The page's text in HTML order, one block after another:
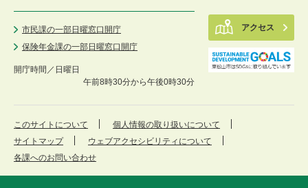
市民課の一部日曜窓口開庁
保険年金課の一部日曜窓口開庁
開庁時間／ 日曜日
午前8時30分から午後0時30分
アクセス
このサイトについて
個人情報の取り扱いについて
サイトマップ
ウェブアクセシビリティについて
各課へのお問い合わせ